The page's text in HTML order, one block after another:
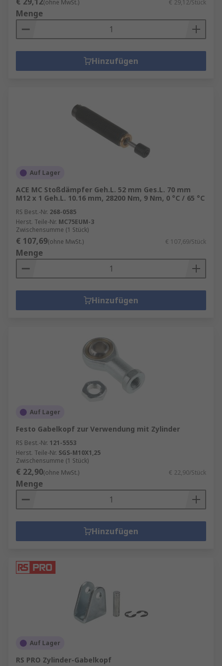
(ohne MwSt.) € 29,12/Stück
Menge
Hinzufügen
Auf Lager
ACE MC Stoßdämpfer Geh.L. 52 mm Ges.L. 70 mm
M12 x 1 Geh.L. 10.16 mm, 28200 Nm, 9 Nm, 0 °C / 65 °C
RS Best.-Nr. 268-0585
Herst. Teile-Nr. MC75EUM-3
Zwischensumme (1 Stück)
€ 107,69(ohne MwSt.) € 107,69/Stück
Menge
Hinzufügen
Auf Lager
Festo Gabelkopf zur Verwendung mit Zylinder
RS Best.-Nr. 121-5553
Herst. Teile-Nr. SGS-M10X1,25
Zwischensumme (1 Stück)
€ 22,90(ohne MwSt.) € 22,90/Stück
Menge
Hinzufügen
Auf Lager
RS PRO Zylinder-Gabelkopf